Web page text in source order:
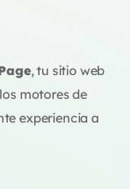
, tu sitio web
motores de
experiencia a